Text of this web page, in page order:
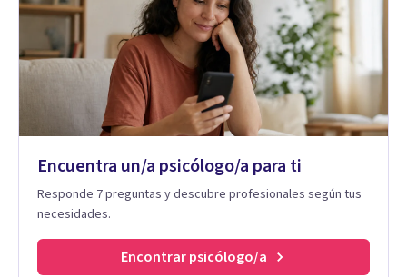
Encuentra un/a psicólogo/a para ti
Responde 7 preguntas y descubre profesionales según tus
necesidades.
Encontrar psicólogo/a